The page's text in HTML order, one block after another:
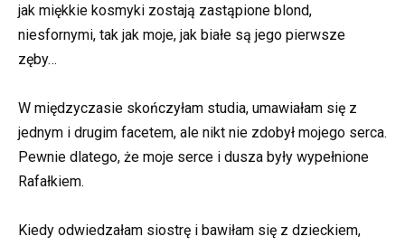
jak miękkie kosmyki zostają zastąpione blond,
niesfornymi, tak jak moje, jak białe są jego pierwsze
zęby…
W międzyczasie skończyłam studia, umawiałam się z
jednym i drugim facetem, ale nikt nie zdobył mojego serca.
Pewnie dlatego, że moje serce i dusza były wypełnione
Rafałkiem.
Kiedy odwiedzałam siostrę i bawiłam się z dzieckiem,